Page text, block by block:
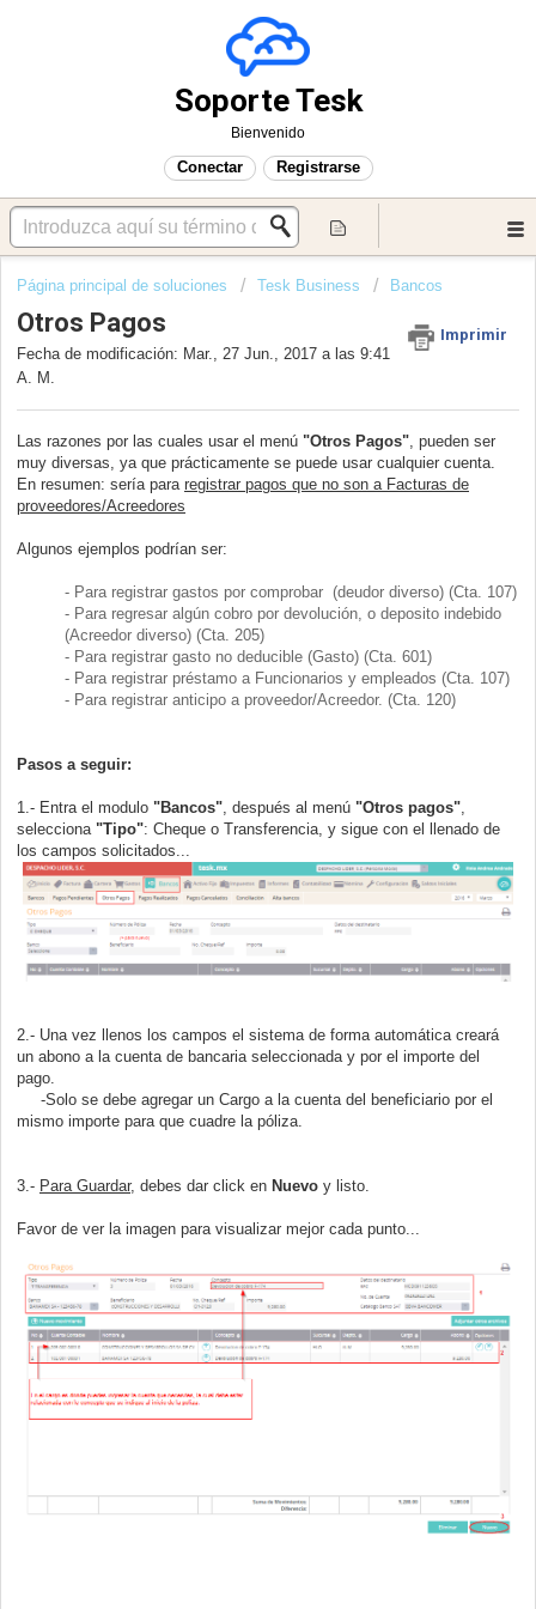
Soporte Tesk
Bienvenido
Conectar Registrarse
Página principal de soluciones Tesk Business Bancos
Otros Pagos
Imprimir
Fecha de modificación: Mar., 27 Jun., 2017 a las 9:41
A. M.
Las razones por las cuales usar el menú "Otros Pagos" , pueden ser
muy diversas, ya que prácticamente se puede usar cualquier cuenta.
En resumen: sería para registrar pagos que no son a Facturas de
proveedores/Acreedores
Algunos ejemplos podrían ser:
- Para registrar gastos por comprobar (deudor diverso) (Cta. 107)
- Para regresar algún cobro por devolución, o deposito indebido
(Acreedor diverso) (Cta. 205)
- Para registrar gasto no deducible (Gasto) (Cta. 601)
- Para registrar préstamo a Funcionarios y empleados (Cta. 107)
- Para registrar anticipo a proveedor/Acreedor. (Cta. 120)
Pasos a seguir:
1.- Entra el modulo "Bancos" , después al menú "Otros pagos"
selecciona "Tipo": Cheque o Transferencia, y sigue con el llenado de
los campos solicitados...
2.- Una vez llenos los campos el sistema de forma automática creará
un abono a la cuenta de bancaria seleccionada y por el importe del
pago.
-Solo se debe agregar un Cargo a la cuenta del beneficiario por el
mismo importe para que cuadre la póliza.
3.- Para Guardar, debes dar click en Nuevo y listo.
Favor de ver la imagen para visualizar mejor cada punto...